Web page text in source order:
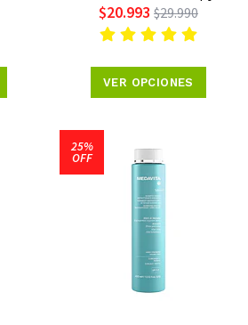
$20.993 $29.990
VER OPCIONES
25%
OFF